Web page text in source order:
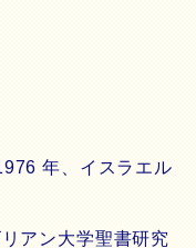
年、イスラエル
アン大学聖書研究